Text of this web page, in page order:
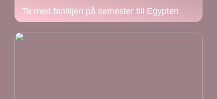
Ta med familjen på semester till Egypten